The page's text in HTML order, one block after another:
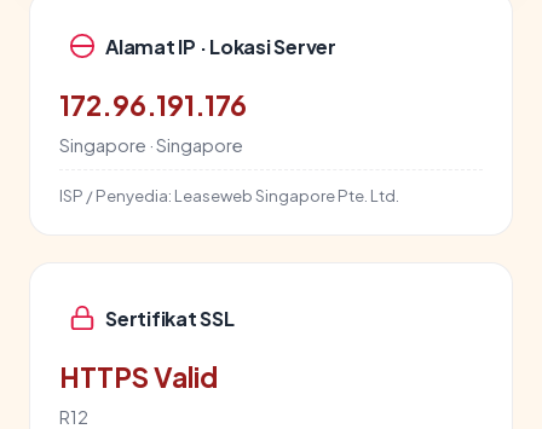
Alamat IP · Lokasi Server
172.96.191.176
Singapore · Singapore
ISP / Penyedia: Leaseweb Singapore Pte. Ltd.
Sertifikat SSL
HTTPS Valid
R12